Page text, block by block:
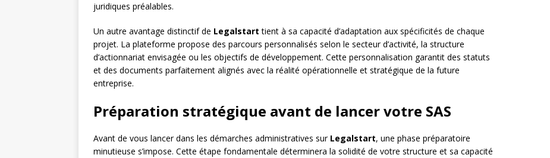
juridiques préalables.
Un autre avantage distinctif de Legalstart tient à sa capacité d’adaptation aux spécificités de chaque
projet. La plateforme propose des parcours personnalisés selon le secteur d’activité, la structure
d’actionnariat envisagée ou les objectifs de développement. Cette personnalisation garantit des statuts
et des documents parfaitement alignés avec la réalité opérationnelle et stratégique de la future
entreprise.
Préparation stratégique avant de lancer votre SAS
Avant de vous lancer dans les démarches administratives sur Legalstart, une phase préparatoire
minutieuse s’impose. Cette étape fondamentale déterminera la solidité de votre structure et sa capacité